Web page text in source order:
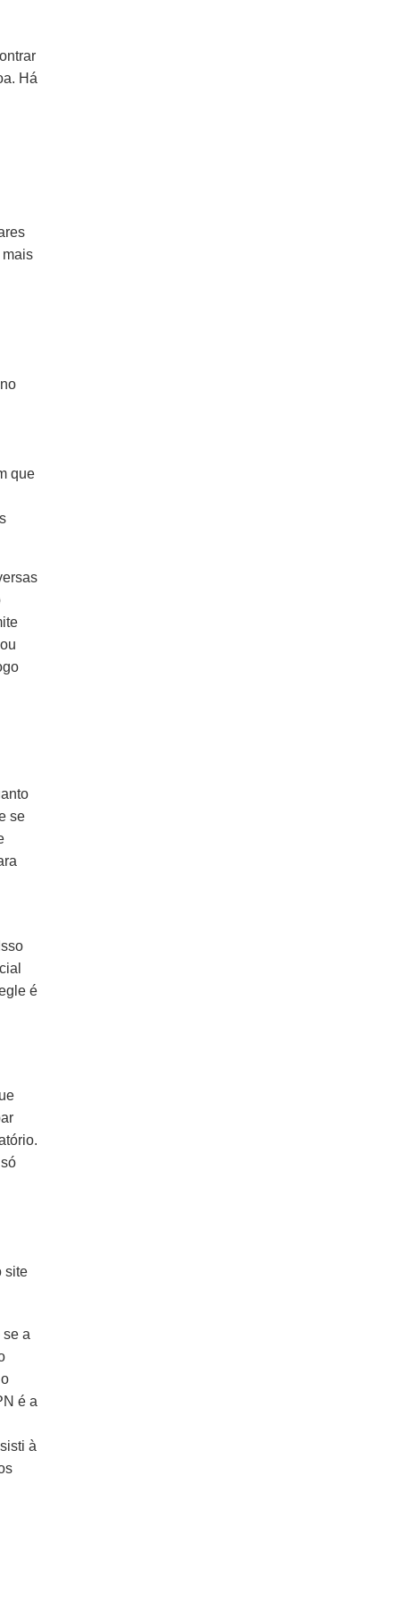
Há
mais
que
se
é
site
a
é a
à